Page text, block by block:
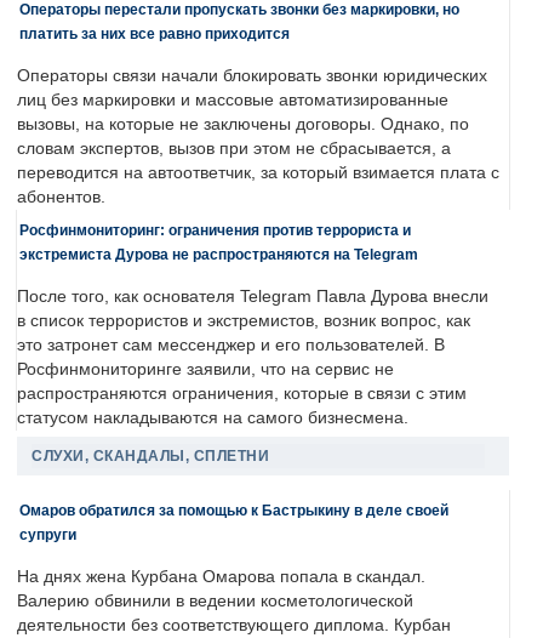
Операторы перестали пропускать звонки без маркировки, но
платить за них все равно приходится
Операторы связи начали блокировать звонки юридических
лиц без маркировки и массовые автоматизированные
вызовы, на которые не заключены договоры. Однако, по
словам экспертов, вызов при этом не сбрасывается, а
переводится на автоответчик, за который взимается плата с
абонентов.
Росфинмониторинг: ограничения против террориста и
экстремиста Дурова не распространяются на Telegram
После того, как основателя Telegram Павла Дурова внесли
в список террористов и экстремистов, возник вопрос, как
это затронет сам мессенджер и его пользователей. В
Росфинмониторинге заявили, что на сервис не
распространяются ограничения, которые в связи с этим
статусом накладываются на самого бизнесмена.
СЛУХИ, СКАНДАЛЫ, СПЛЕТНИ
Омаров обратился за помощью к Бастрыкину в деле своей
супруги
На днях жена Курбана Омарова попала в скандал.
Валерию обвинили в ведении косметологической
деятельности без соответствующего диплома. Курбан